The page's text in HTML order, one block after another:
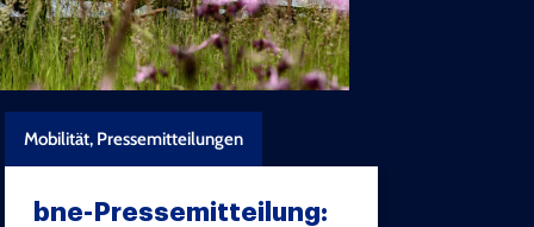
Mobilität, Pressemitteilungen
bne-Pressemitteilung: